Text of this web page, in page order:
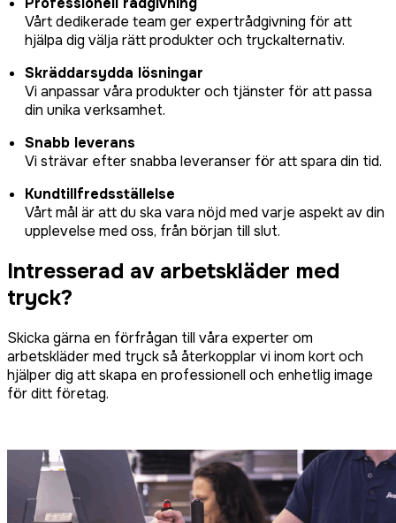
Vårt dedikerade team ger expertrådgivning för att
hjälpa dig välja rätt produkter och tryckalternativ.
Skräddarsydda lösningar
Vi anpassar våra produkter och tjänster för att passa
din unika verksamhet.
Snabb leverans
Vi strävar efter snabba leveranser för att spara din tid.
Kundtillfredsställelse
Vårt mål är att du ska vara nöjd med varje aspekt av din
upplevelse med oss, från början till slut.
Intresserad av arbetskläder med
tryck?
Skicka gärna en förfrågan till våra experter om
arbetskläder med tryck så återkopplar vi inom kort och
hjälper dig att skapa en professionell och enhetlig image
för ditt företag.